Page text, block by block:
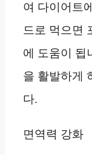
여 다이어트
드로 먹으면
에 도움이 됩
을 활발하게
다.
면역력 강화